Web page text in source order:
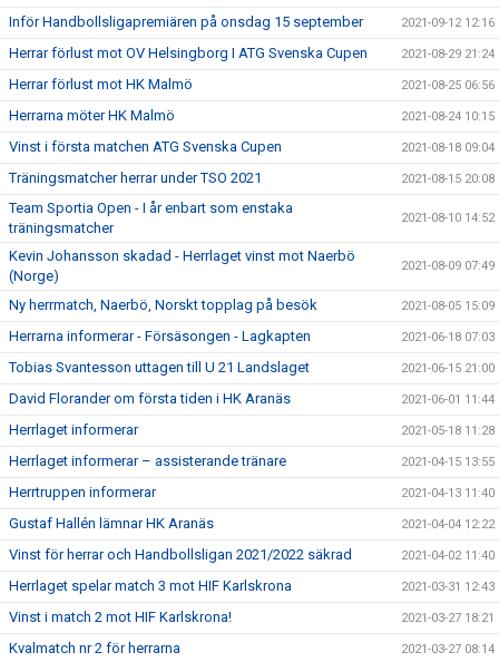
Inför Handbollsligapremiären på onsdag 15 september 2021-09-12 12:16
Herrar förlust mot OV Helsingborg I ATG Svenska Cupen 2021-08-29 21:24
Herrar förlust mot HK Malmö 2021-08-25 06:56
Herrarna möter HK Malmö 2021-08-24 10:15
Vinst i första matchen ATG Svenska Cupen 2021-08-18 09:04
Träningsmatcher herrar under TSO 2021 2021-08-15 20:08
Team Sportia Open - I år enbart som enstaka
träningsmatcher
2021-08-10 14:52
Kevin Johansson skadad - Herrlaget vinst mot Naerbö
(Norge)
2021-08-09 07:49
Ny herrmatch, Naerbö, Norskt topplag på besök 2021-08-05 15:09
Herrarna informerar - Försäsongen - Lagkapten 2021-06-18 07:03
Tobias Svantesson uttagen till U 21 Landslaget 2021-06-15 21:00
David Florander om första tiden i HK Aranäs 2021-06-01 11:44
Herrlaget informerar 2021-05-18 11:28
Herrlaget informerar – assisterande tränare 2021-04-15 13:55
Herrtruppen informerar 2021-04-13 11:40
Gustaf Hallén lämnar HK Aranäs 2021-04-04 12:22
Vinst för herrar och Handbollsligan 2021/2022 säkrad 2021-04-02 11:40
Herrlaget spelar match 3 mot HIF Karlskrona 2021-03-31 12:43
Vinst i match 2 mot HIF Karlskrona! 2021-03-27 18:21
Kvalmatch nr 2 för herrarna 2021-03-27 08:14